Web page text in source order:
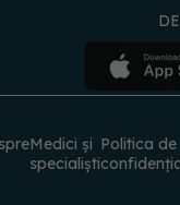
Medici și
specialiști
Politica de